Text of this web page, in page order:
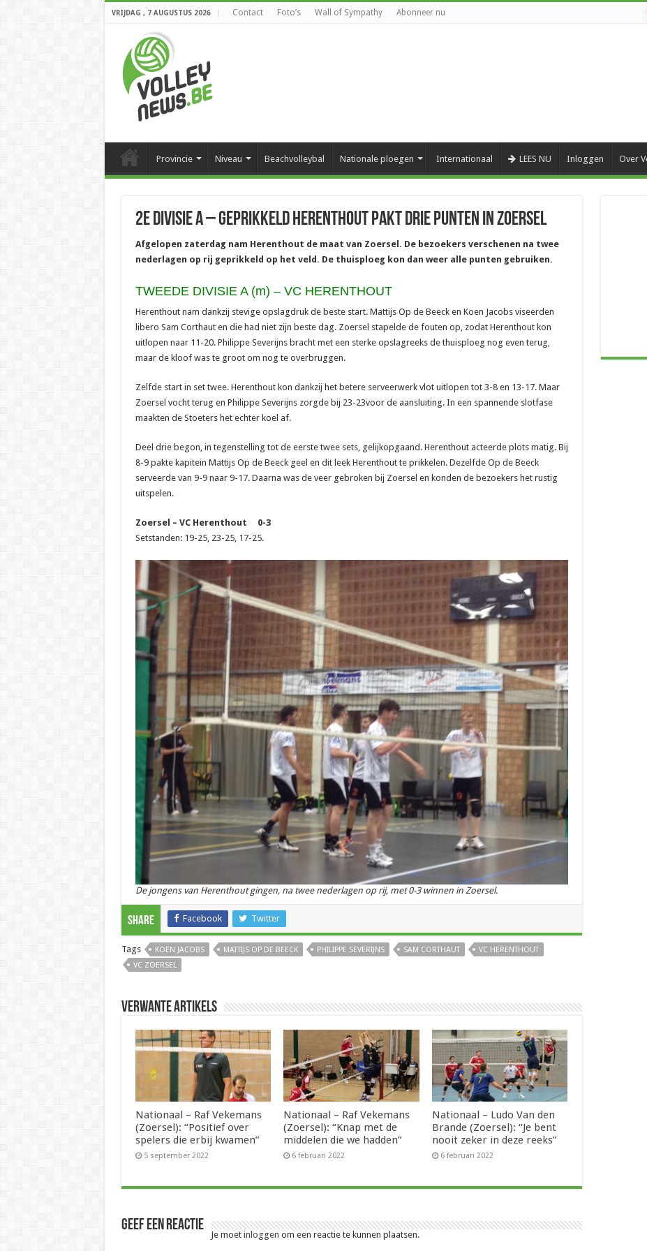
VRIJDAG , 7 AUGUSTUS 2026 Contact Foto’s Wall of Sympathy Abonneer nu
Provincie Niveau Beachvolleybal Nationale ploegen Internationaal LEES NU Inloggen Over
2e divisie A – Geprikkeld Herenthout pakt drie punten in Zoersel
Afgelopen zaterdag nam Herenthout de maat van Zoersel. De bezoekers verschenen na twee
nederlagen op rij geprikkeld op het veld. De thuisploeg kon dan weer alle punten gebruiken.
TWEEDE DIVISIE A (m) – VC HERENTHOUT
Herenthout nam dankzij stevige opslagdruk de beste start. Mattijs Op de Beeck en Koen Jacobs viseerden
libero Sam Corthaut en die had niet zijn beste dag. Zoersel stapelde de fouten op, zodat Herenthout kon
uitlopen naar 11-20. Philippe Severijns bracht met een sterke opslagreeks de thuisploeg nog even terug,
maar de kloof was te groot om nog te overbruggen.
Zelfde start in set twee. Herenthout kon dankzij het betere serveerwerk vlot uitlopen tot 3-8 en 13-17. Maar
Zoersel vocht terug en Philippe Severijns zorgde bij 23-23voor de aansluiting. In een spannende slotfase
maakten de Stoeters het echter koel af.
Deel drie begon, in tegenstelling tot de eerste twee sets, gelijkopgaand. Herenthout acteerde plots matig. Bij
8-9 pakte kapitein Mattijs Op de Beeck geel en dit leek Herenthout te prikkelen. Dezelfde Op de Beeck
serveerde van 9-9 naar 9-17. Daarna was de veer gebroken bij Zoersel en konden de bezoekers het rustig
uitspelen.
Zoersel – VC Herenthout 0-3
Setstanden: 19-25, 23-25, 17-25.
De jongens van Herenthout gingen, na twee nederlagen op rij, met 0-3 winnen in Zoersel.
Share Facebook Twitter
Tags KOEN JACOBS MATTIJS OP DE BEECK PHILIPPE SEVERIJNS SAM CORTHAUT
VC HERENTHOUT
VC ZOERSEL
Verwante artikels
Nationaal – Raf Vekemans
(Zoersel): “Positief over
spelers die erbij kwamen”
5 september 2022
Nationaal – Raf Vekemans
(Zoersel): “Knap met de
middelen die we hadden”
6 februari 2022
Nationaal – Ludo Van den
Brande (Zoersel): “Je bent
nooit zeker in deze reeks”
6 februari 2022
Geef een reactie
Je moet inloggen om een reactie te kunnen plaatsen.